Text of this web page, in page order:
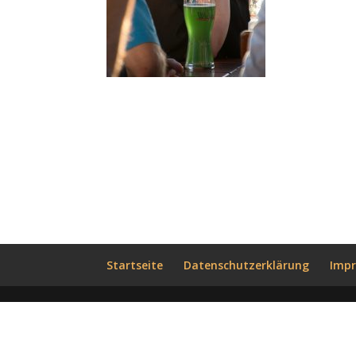
Startseite Datenschutzerklärung